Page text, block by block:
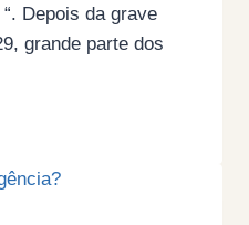
Depois da grave
grande parte dos